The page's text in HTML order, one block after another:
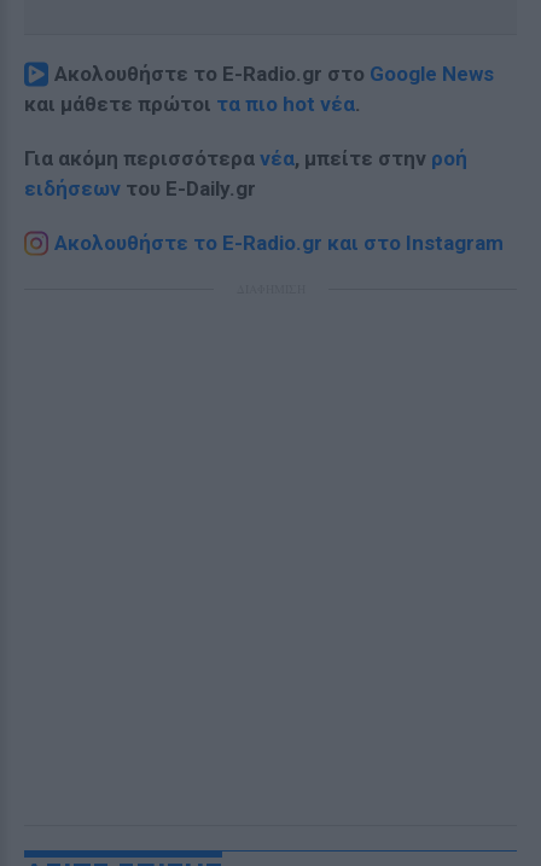
Ακολουθήστε το E-Radio.gr στο Google News
και μάθετε πρώτοι τα πιο hot νέα.
Για ακόμη περισσότερα νέα, μπείτε στην ροή
ειδήσεων του E-Daily.gr
Ακολουθήστε το E-Radio.gr και στο Instagram